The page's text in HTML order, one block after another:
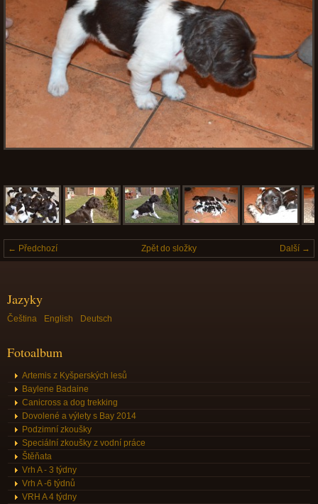
← Předchozí Další →
Zpět do složky
Jazyky
Čeština English Deutsch
Fotoalbum
Artemis z Kyšperských lesů
Baylene Badaine
Canicross a dog trekking
Dovolené a výlety s Bay 2014
Podzimní zkoušky
Speciální zkoušky z vodní práce
Štěňata
Vrh A - 3 týdny
Vrh A -6 týdnů
VRH A 4 týdny